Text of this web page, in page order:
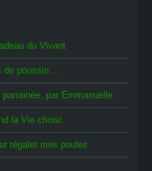
du Vivant
de poussin…
par Emmanuelle.
la Vie choisi.
régaler mes poules